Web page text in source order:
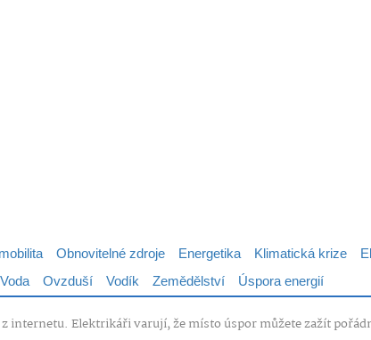
Obnovitelné zdroje Energetika Klimatická krize
Voda Ovzduší Vodík Zemědělství Úspora energií
internetu. Elektrikáři varují, že místo úspor můžete zažít